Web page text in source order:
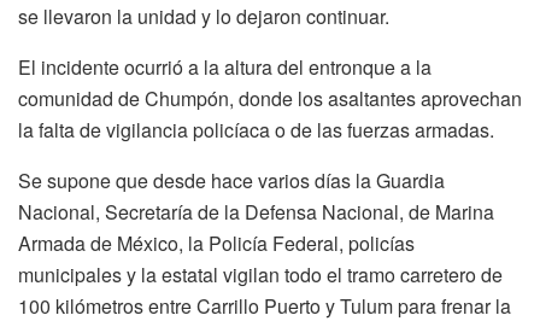
se llevaron la unidad y lo dejaron continuar.
El incidente ocurrió a la altura del entronque a la
comunidad de Chumpón, donde los asaltantes aprovechan
la falta de vigilancia policíaca o de las fuerzas armadas.
Se supone que desde hace varios días la Guardia
Nacional, Secretaría de la Defensa Nacional, de Marina
Armada de México, la Policía Federal, policías
municipales y la estatal vigilan todo el tramo carretero de
100 kilómetros entre Carrillo Puerto y Tulum para frenar la